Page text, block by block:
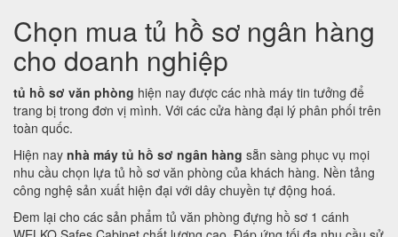
Chọn mua tủ hồ sơ ngân hàng
cho doanh nghiệp
tủ hồ sơ văn phòng hiện nay được các nhà máy tin tưởng để
trang bị trong đơn vị mình. Với các cửa hàng đại lý phân phối trên
toàn quốc.
Hiện nay nhà máy tủ hồ sơ ngân hàng sẵn sàng phục vụ mọi
nhu cầu chọn lựa tủ hồ sơ văn phòng của khách hàng. Nền tảng
công nghệ sản xuất hiện đại với dây chuyền tự động hoá.
Đem lại cho các sản phẩm tủ văn phòng đựng hồ sơ 1 cánh